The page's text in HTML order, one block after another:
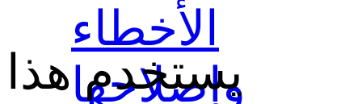
الأخطاء
وإصلاحها
يستخدم هذا